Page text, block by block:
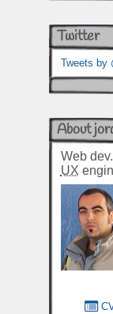
Twitter
Tweets by
About
Web
UX